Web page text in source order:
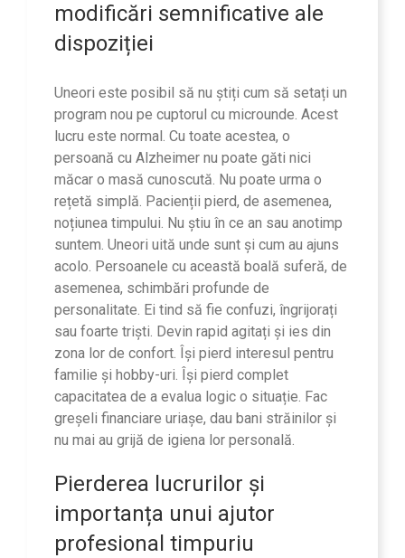
modificări semnificative ale
dispoziției
Uneori este posibil să nu știți cum să setați un
program nou pe cuptorul cu microunde. Acest
lucru este normal. Cu toate acestea, o
persoană cu Alzheimer nu poate găti nici
măcar o masă cunoscută. Nu poate urma o
rețetă simplă. Pacienții pierd, de asemenea,
noțiunea timpului. Nu știu în ce an sau anotimp
suntem. Uneori uită unde sunt și cum au ajuns
acolo. Persoanele cu această boală suferă, de
asemenea, schimbări profunde de
personalitate. Ei tind să fie confuzi, îngrijorați
sau foarte triști. Devin rapid agitați și ies din
zona lor de confort. Își pierd interesul pentru
familie și hobby-uri. Își pierd complet
capacitatea de a evalua logic o situație. Fac
greșeli financiare uriașe, dau bani străinilor și
nu mai au grijă de igiena lor personală.
Pierderea lucrurilor și
importanța unui ajutor
profesional timpuriu